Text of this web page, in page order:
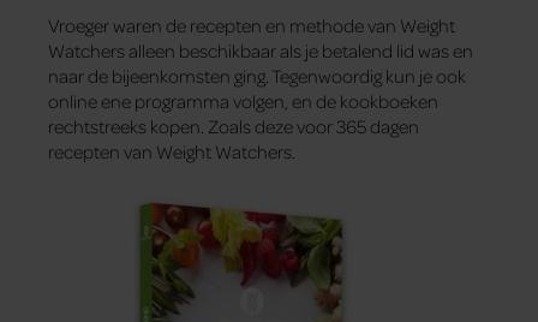
Vroeger waren de recepten en methode van Weight
Watchers alleen beschikbaar als je betalend lid was en
naar de bijeenkomsten ging. Tegenwoordig kun je ook
online ene programma volgen, en de kookboeken
rechtstreeks kopen. Zoals deze voor 365 dagen
recepten van Weight Watchers.